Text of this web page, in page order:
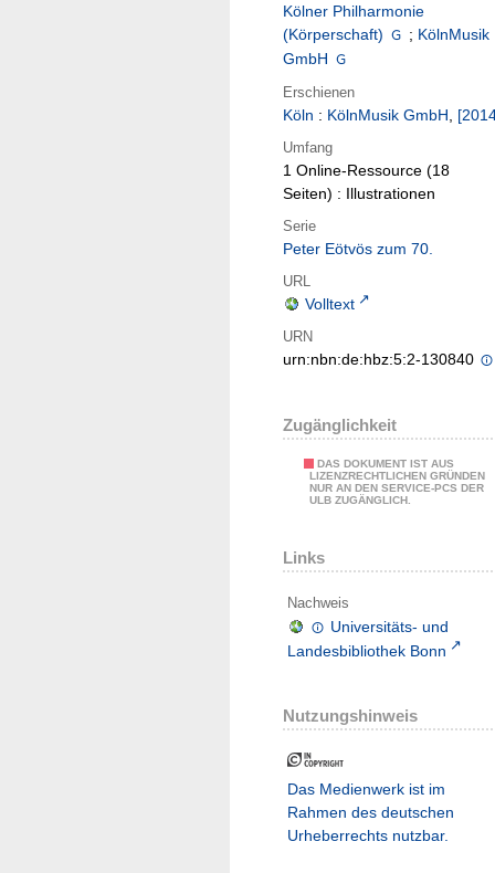
Kölner Philharmonie
(Körperschaft)
; KölnMusik
GmbH
Erschienen
Köln : KölnMusik GmbH,
Umfang
1 Online-Ressource (18
Seiten) : Illustrationen
Serie
Peter Eötvös zum 70.
URL
Volltext
URN
urn:nbn:de:hbz:5:2-130840
Zugänglichkeit
DAS DOKUMENT IST AUS
LIZENZRECHTLICHEN GRÜNDEN
NUR AN DEN SERVICE-PCS DER
ULB ZUGÄNGLICH.
Links
Nachweis
Universitäts- und
Landesbibliothek Bonn
Nutzungshinweis
Das Medienwerk ist im
Rahmen des deutschen
Urheberrechts nutzbar.